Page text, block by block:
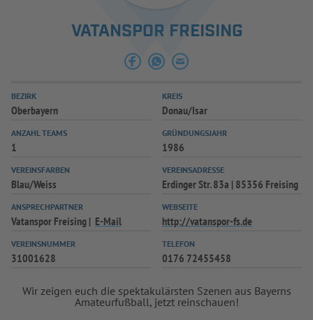
AUSBILDUNG & FÖRDERUNG
SPIELPLUS
VATANSPOR FREISING
BEZIRK
Oberbayern
KREIS
Donau/Isar
ANZAHL TEAMS
1
GRÜNDUNGSJAHR
1986
VEREINSFARBEN
Blau/Weiss
VEREINSADRESSE
Erdinger Str. 83a | 85356 Freising
ANSPRECHPARTNER
Vatanspor Freising E-Mail
WEBSEITE
http://vatanspor-fs.de
VEREINSNUMMER
31001628
TELEFON
0176 72455458
Wir zeigen euch die spektakulärsten Szenen aus Bayerns
Amateurfußball, jetzt reinschauen!